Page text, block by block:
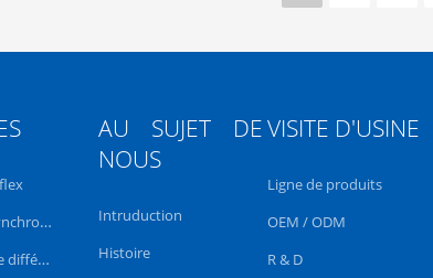
Analyseur thermique synchrone TGA DSC
Calorimètre de balayage différentiel de DSC
AU SUJET DE
NOUS
Intruduction
Histoire
VISITE D'USINE
Ligne de produits
OEM / ODM
R & D